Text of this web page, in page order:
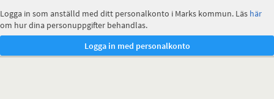
Logga in som anställd med ditt personalkonto i Marks kommun. Läs här
om hur dina personuppgifter behandlas.